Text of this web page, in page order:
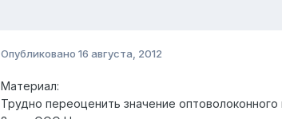
Опубликовано 16 августа, 2012
Материал:
Трудно переоценить значение